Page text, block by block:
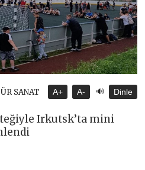
SANAT A+ A- 🔊 Dinle
Irkutsk’ta mini